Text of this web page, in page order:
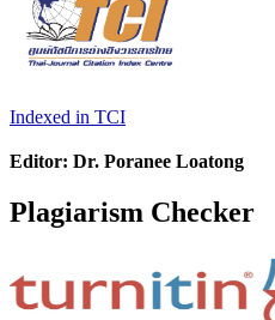
Indexed in TCI
Editor: Dr. Poranee Loatong
Plagiarism Checker